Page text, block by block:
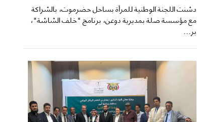
دشنت اللجنة الوطنية للمرأة بساحل حضرموت، بالشراكة
مع مؤسسة صلة بمديرية دوعن، برنامج "خلف الشاشة"،
بر...